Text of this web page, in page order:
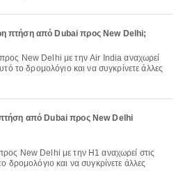
πτήση από Dubai προς New Delhi;
το δρομολόγιο και να συγκρίνετε άλλες
από Dubai προς New Delhi
δρομολόγιο και να συγκρίνετε άλλες